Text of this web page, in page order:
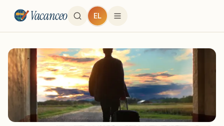
Vacanceo EL